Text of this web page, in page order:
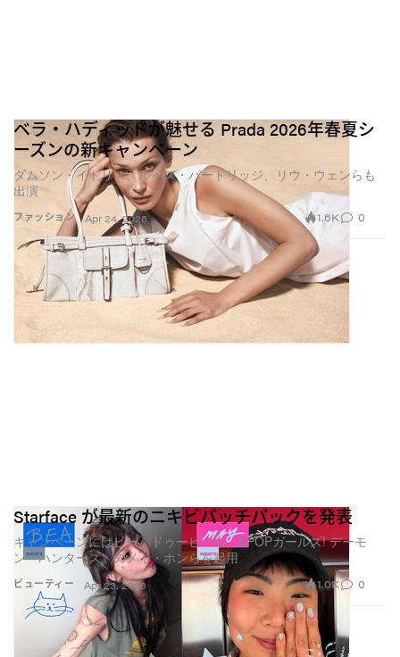
ファッション
ベラ・ハディッドが魅せる Prada 2026年春夏シ
ーズンの新キャンペーン
ダムソン・イドリス、ルイス・パートリッジ、リウ・ウェンらも
出演
Apr 24, 2026 1.6K 0
ビューティー
Starface が最新のニキビパッチパックを発表
キャンペーンにはビーバドゥービーや『KPOPガールズ! デーモ
ン・ハンターズ』のメイ・ホンらを起用
Apr 23, 2026 1.0K 0